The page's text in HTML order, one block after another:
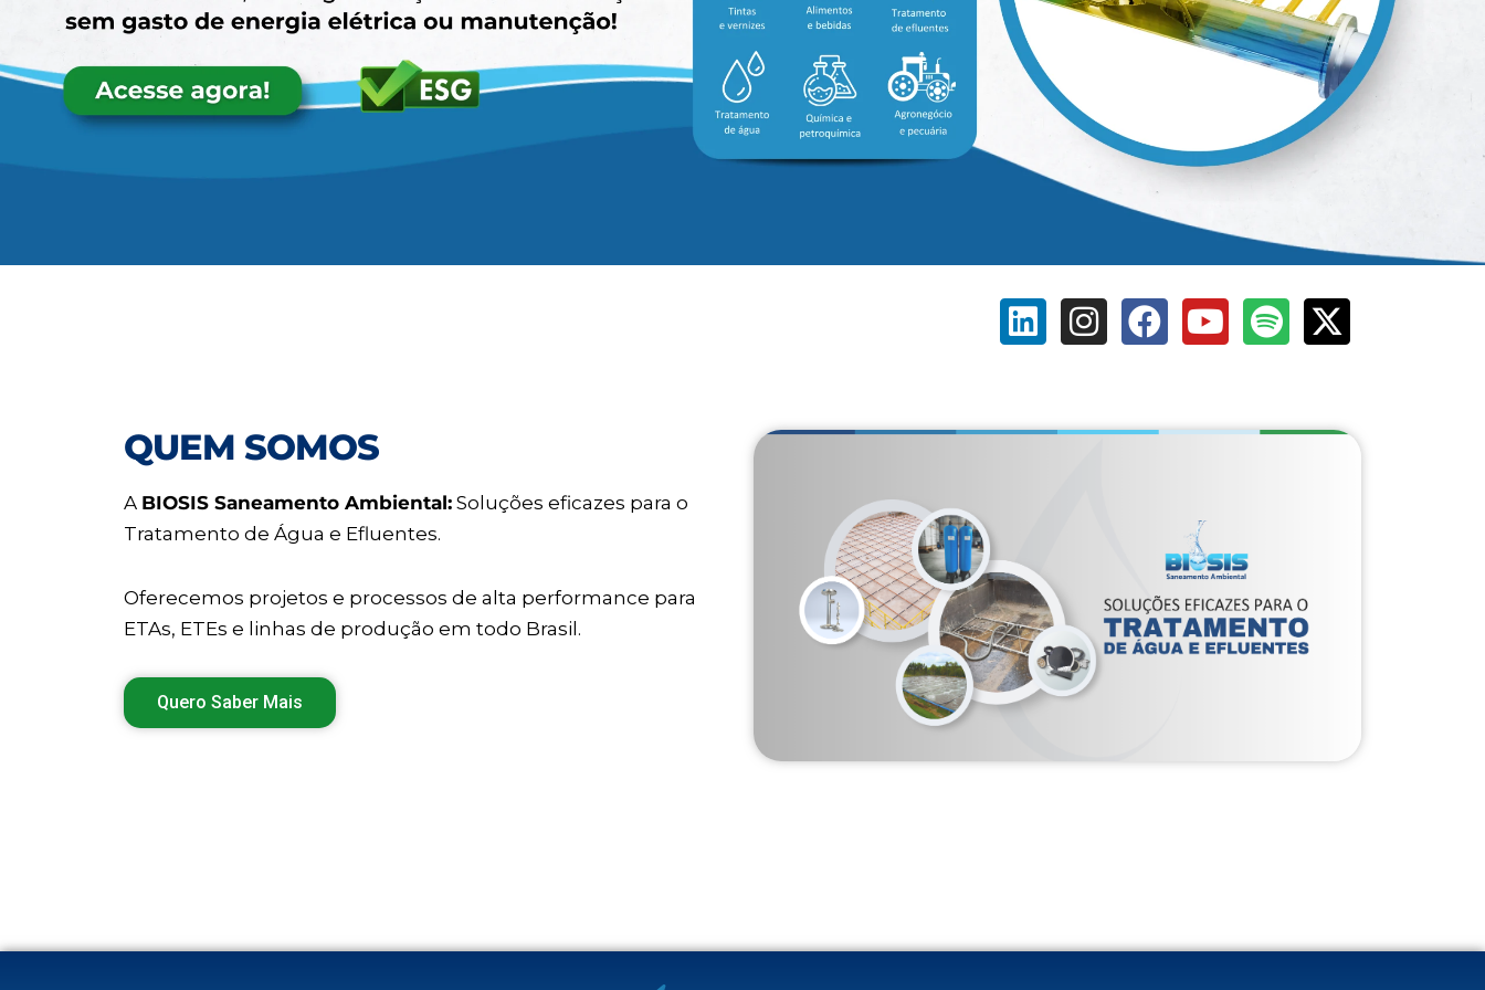
QUEM SOMOS
A BIOSIS Saneamento Ambiental: Soluções eficazes para o
Tratamento de Água e Efluentes.
Oferecemos projetos e processos de alta performance para
ETAs, ETEs e linhas de produção em todo Brasil.
Quero Saber Mais